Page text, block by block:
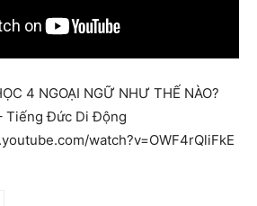
4 NGOẠI NGỮ NHƯ THẾ NÀO?
Tiếng Đức Di Động
watch?v=OWF4rQliFkE